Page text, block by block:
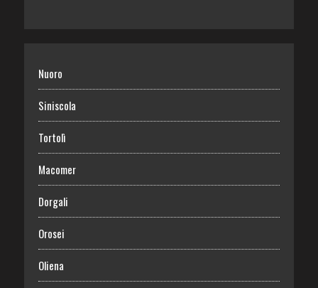
Nuoro
Siniscola
Tortolì
Macomer
Dorgali
Orosei
Oliena